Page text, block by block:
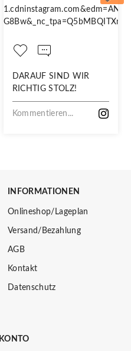
DARAUF SIND WIR
RICHTIG STOLZ!
Kommentieren...
INFORMATIONEN
Onlineshop/Lageplan
Versand/Bezahlung
AGB
Kontakt
Datenschutz
KONTO